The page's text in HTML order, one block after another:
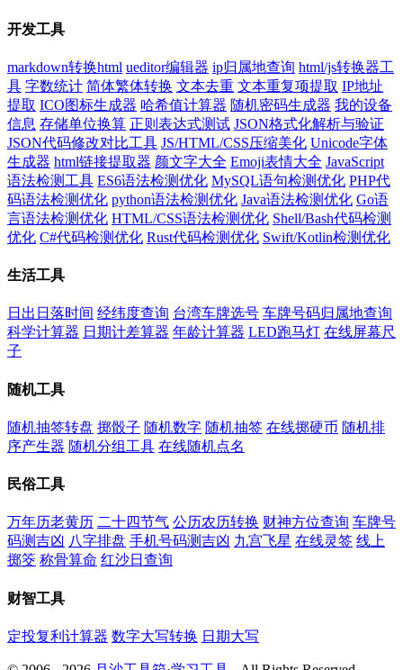
开发工具
markdown转换html ueditor编辑器 ip归属地查询 html/js转换器工
具 字数统计 简体繁体转换 文本去重 文本重复项提取 IP地址
提取 ICO图标生成器 哈希值计算器 随机密码生成器 我的设备
信息 存储单位换算 正则表达式测试 JSON格式化解析与验证
JSON代码修改对比工具 JS/HTML/CSS压缩美化 Unicode字体
生成器 html链接提取器 颜文字大全 Emoji表情大全 JavaScript
语法检测工具 ES6语法检测优化 MySQL语句检测优化 PHP代
码语法检测优化 python语法检测优化 Java语法检测优化 Go语
言语法检测优化 HTML/CSS语法检测优化 Shell/Bash代码检测
优化 C#代码检测优化 Rust代码检测优化 Swift/Kotlin检测优化
生活工具
日出日落时间 经纬度查询 台湾车牌选号 车牌号码归属地查询
科学计算器 日期计差算器 年龄计算器 LED跑马灯 在线屏幕尺
子
随机工具
随机抽签转盘 掷骰子 随机数字 随机抽签 在线掷硬币 随机排
序产生器 随机分组工具 在线随机点名
民俗工具
万年历老黄历 二十四节气 公历农历转换 财神方位查询 车牌号
码测吉凶 八字排盘 手机号码测吉凶 九宫飞星 在线灵签 线上
掷筊 称骨算命 红沙日查询
财智工具
定投复利计算器 数字大写转换 日期大写